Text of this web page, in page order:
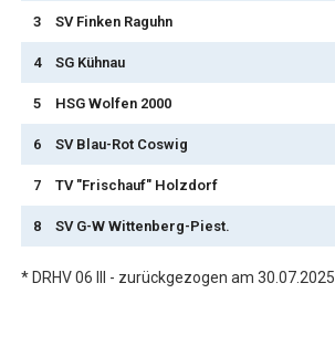
3 SV Finken Raguhn
4 SG Kühnau
5 HSG Wolfen 2000
6 SV Blau-Rot Coswig
7 TV "Frischauf" Holzdorf
8 SV G-W Wittenberg-Piest.
* DRHV 06 III - zurückgezogen am 30.07.2025